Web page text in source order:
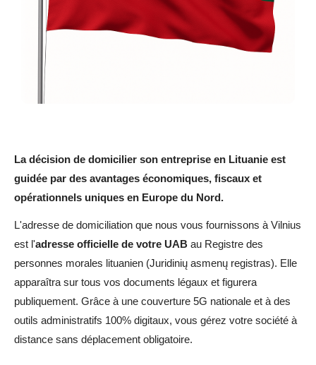
La décision de domicilier son entreprise en Lituanie est
guidée par des avantages économiques, fiscaux et
opérationnels uniques en Europe du Nord.
L'adresse de domiciliation que nous vous fournissons à Vilnius
est l'adresse officielle de votre UAB au Registre des
personnes morales lituanien (Juridinių asmenų registras). Elle
apparaîtra sur tous vos documents légaux et figurera
publiquement. Grâce à une couverture 5G nationale et à des
outils administratifs 100% digitaux, vous gérez votre société à
distance sans déplacement obligatoire.